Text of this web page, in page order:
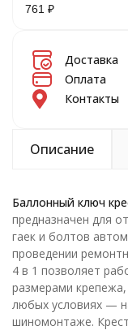
761 ₽
Доставка
Оплата
Контакты
Описание
Баллонный ключ
предназначен для
гаек и болтов
проведении
4 в 1 позволяет
размерами
любых условиях —
шиномонтаже.